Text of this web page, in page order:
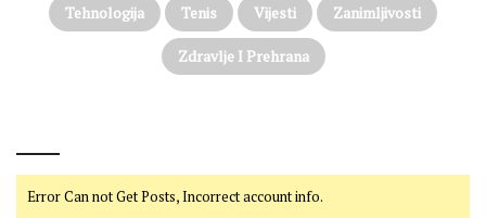
Tehnologija Tenis Vijesti Zanimljivosti
Zdravlje I Prehrana
Error Can not Get Posts, Incorrect account info.